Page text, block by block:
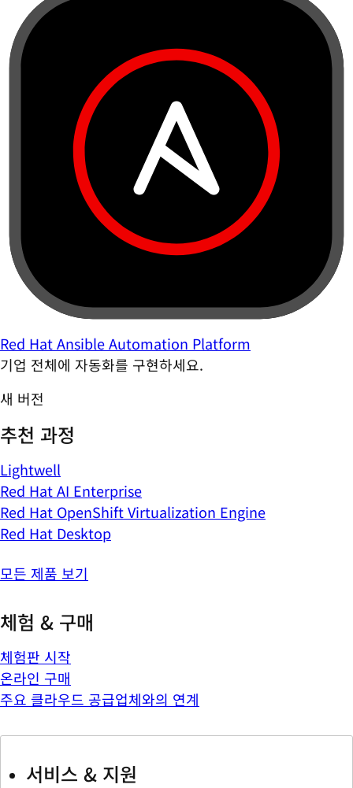
Red Hat Ansible Automation Platform
기업 전체에 자동화를 구현하세요.
새 버전
추천 과정
Lightwell
Red Hat AI Enterprise
Red Hat OpenShift Virtualization Engine
Red Hat Desktop
모든 제품 보기
체험 & 구매
체험판 시작
온라인 구매
주요 클라우드 공급업체와의 연계
서비스 & 지원